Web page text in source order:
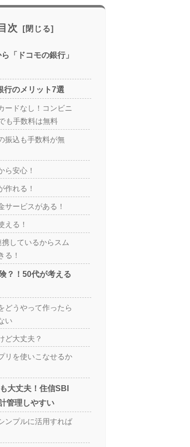
次
「ドコモの銀行」
行のメリット7選
ードなし！コンビニ
も手数料は無料
振込も手数料が無
安心！
れる！
ービスがある！
える！
しているからスム
る！
？！50代が考える
どうやって作ったら
い
ど大丈夫？
リを使いこなせるか
大丈夫！住信SBI
管理しやすい
ンプルに活用すれば